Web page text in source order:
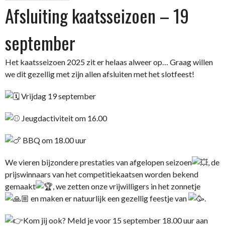
Afsluiting kaatsseizoen – 19
september
Het kaatsseizoen 2025 zit er helaas alweer op… Graag willen
we dit gezellig met zijn allen afsluiten met het slotfeest!
Vrijdag 19 september
Jeugdactiviteit om 16.00
BBQ om 18.00 uur
We vieren bijzondere prestaties van afgelopen seizoen
, de
prijswinnaars van het competitiekaatsen worden bekend
gemaakt
, we zetten onze vrijwilligers in het zonnetje
en maken er natuurlijk een gezellig feestje van
.
Kom jij ook? Meld je voor 15 september 18.00 uur aan